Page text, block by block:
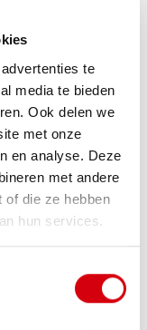
te
media te bieden
Ook delen we
met onze
en analyse. Deze
met andere
of die ze hebben
hun services.